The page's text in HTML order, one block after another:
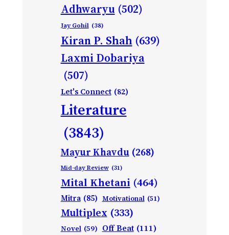
Adhwaryu (502)
Jay Gohil (38)
Kiran P. Shah (639)
Laxmi Dobariya
(507)
Let's Connect (82)
Literature
(3843)
Mayur Khavdu (268)
Mid-day Review (31)
Mital Khetani (464)
Mitra (85) Motivational (51)
Multiplex (333)
Novel (59) Off Beat (111)